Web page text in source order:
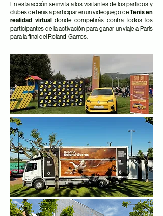
En esta acción se invita a los visitantes de los partidos y
clubes de tenis a participar en un videojuego deTenis en
realidad virtualdonde competirás contra todos los
participantes de la activación para ganar un viaje a París
para la final del Roland-Garros.